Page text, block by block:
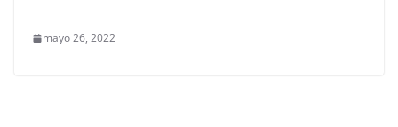
mayo 26, 2022